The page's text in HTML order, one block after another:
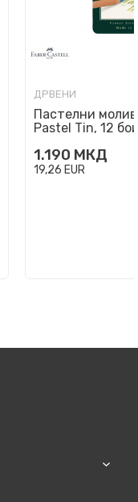
ДРВЕНИ
Пастелни
Pastel Tin, 12
1.190 МКД
19,26 EUR